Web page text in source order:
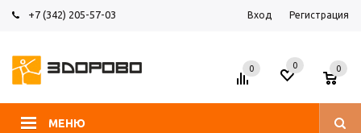
+7 (342) 205-57-03 Вход Регистрация
МЕНЮ
0 0 0